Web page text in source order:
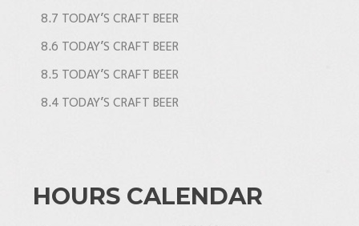
8.7 TODAY’S CRAFT BEER
8.6 TODAY’S CRAFT BEER
8.5 TODAY’S CRAFT BEER
8.4 TODAY’S CRAFT BEER
HOURS CALENDAR